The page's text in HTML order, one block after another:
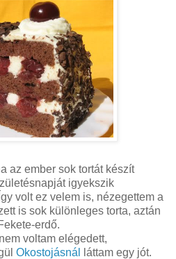
az ember sok tortát készít
igyekszik
volt ez velem is, nézegettem a
is sok különleges torta, aztán
erdő.
voltam elégedett,
Okostojásnál
láttam egy jót.